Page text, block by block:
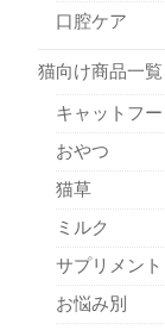
口腔ケア
猫向け商品一覧
キャットフー
おやつ
猫草
ミルク
サプリメント
お悩み別